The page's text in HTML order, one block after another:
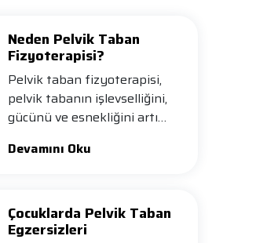
Neden Pelvik Taban
Fizyoterapisi?
Pelvik taban fizyoterapisi,
pelvik tabanın işlevselliğini,
gücünü ve esnekliğini artı…
Devamını Oku
Çocuklarda Pelvik Taban
Egzersizleri